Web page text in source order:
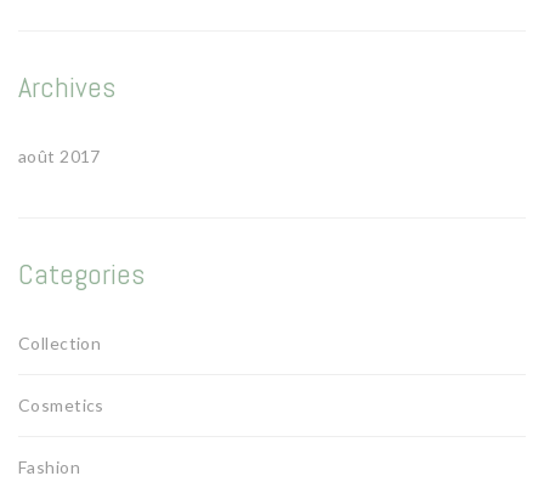
Archives
août 2017
Categories
Collection
Cosmetics
Fashion